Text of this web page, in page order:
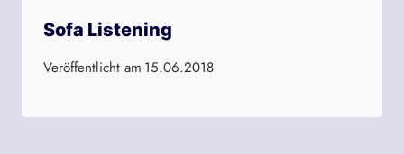
Sofa Listening
Veröffentlicht am 15.06.2018